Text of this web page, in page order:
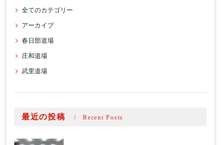
全てのカテゴリー
アーカイブ
春日部道場
庄和道場
武里道場
最近の投稿 Recent Posts